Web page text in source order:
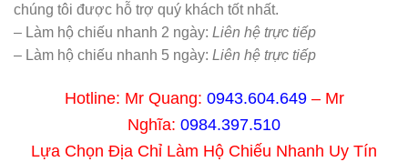
chúng tôi được hỗ trợ quý khách tốt nhất.
– Làm hộ chiếu nhanh 2 ngày: Liên hệ trực tiếp
– Làm hộ chiếu nhanh 5 ngày: Liên hệ trực tiếp
Hotline: Mr Quang: 0943.604.649– Mr
Nghĩa: 0984.397.510
Lựa Chọn Địa Chỉ Làm Hộ Chiếu Nhanh Uy Tín